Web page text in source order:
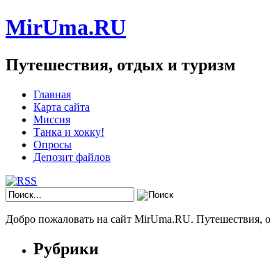
MirUma.RU
Путешествия, отдых и туризм
Главная
Карта сайта
Миссия
Танка и хокку!
Опросы
Депозит файлов
Добро пожаловать на сайт MirUma.RU. Путешествия,
Рубрики